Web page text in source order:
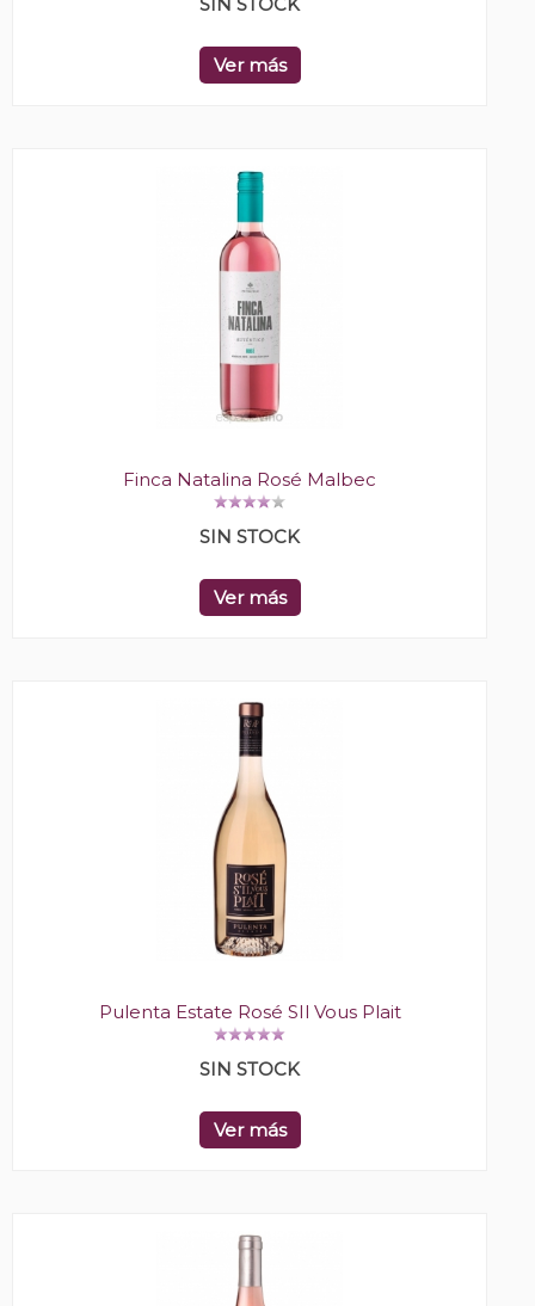
Ver más
Finca Natalina Rosé Malbec
SIN STOCK
Ver más
Pulenta Estate Rosé SIl Vous Plait
SIN STOCK
Ver más